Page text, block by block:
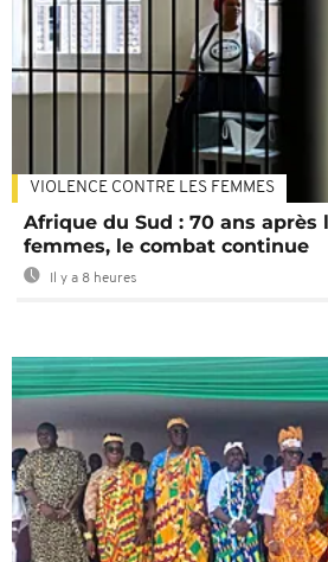
VIOLENCE CONTRE LES FEMMES
Afrique du Sud : 70 ans après
femmes, le combat continue
Il y a 8 heures